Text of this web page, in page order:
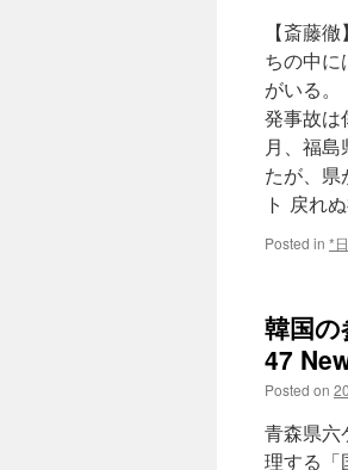
【斎藤
ちの中に
がいる。
発事故は
月、福
たが、県
ト 戻れ
Posted in *
韓国
47
Posted on
青森県六
理する「